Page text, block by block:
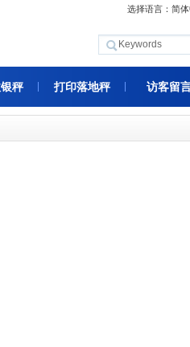
选择语言： 简
秤 打印落地秤 访客留